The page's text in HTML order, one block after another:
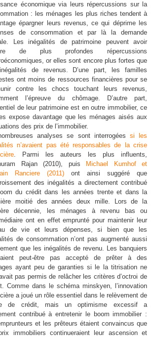
économique via leurs répercussions sur la
: les ménages les plus riches tendent à
épargner leurs revenus, ce qui déprime les
de consommation et par là la demande
Les inégalités de patrimoine peuvent avoir
de plus profondes répercussions
or elles sont encore plus fortes que
de revenus. D’une part, les familles
ont moins de ressources financières pour se
contre les chocs touchant leurs revenus,
l’épreuve du chômage. D’autre part,
de leur patrimoine est en outre immobilier, ce
expose davantage que les ménages aisés aux
des prix de l’immobilier.
analyses se sont interrogées si les
n’avaient pas été responsables de la crise
. Parmi les auteurs les plus influents,
Rajan (2010), puis
Michael Kumhof et
Ranciere (2011) ont ainsi suggéré que
des inégalités a directement contribué
du crédit dans les années trente et dans la
moitié des années deux mille. Lors de la
décennie, les ménages à revenu bas ou
ont en effet emprunté pour maintenir leur
de vie et leurs dépenses, si bien que les
de consommation n’ont pas augmenté aussi
que les inégalités de revenu. Les banquiers
peut-être pas accepté de prêter à des
ayant peu de garanties si le la titrisation ne
pas permis de relâcher les critères d’octroi de
Comme dans le schéma minskyen, l’innovation
a joué un rôle essentiel dans le relèvement de
de crédit, mais un optimisme excessif a
contribué à entretenir le boom immobilier :
et les prêteurs étaient convaincus que
immobiliers continueraient leur ascension et